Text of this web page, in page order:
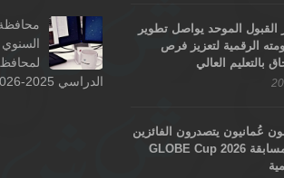
القبول الموحد يواصل تطوير
الرقمية لتعزيز فرص
بالتعليم العالي
عُمانيون يتصدرون الفائزين
في مسابقة GLOBE Cup 2026
السنوي
الدراسي 2025-2026م